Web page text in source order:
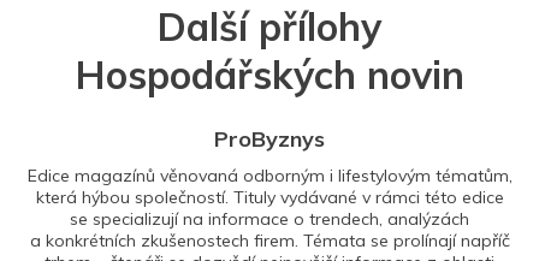
Další přílohy
Hospodářských novin
ProByznys
Edice magazínů věnovaná odborným i lifestylovým tématům,
která hýbou společností. Tituly vydávané v rámci této edice
se specializují na informace o trendech, analýzách
a konkrétních zkušenostech firem. Témata se prolínají napříč